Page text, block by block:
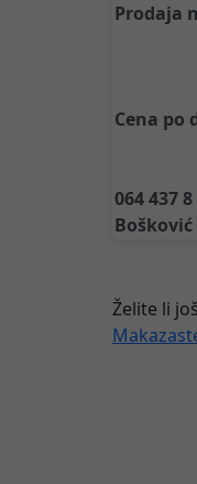
Prodaja
Cena po
064 437
Želite li